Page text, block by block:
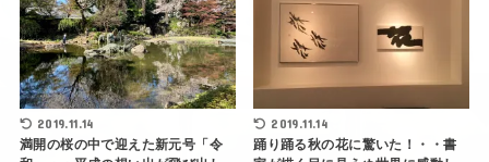
2019.11.14
満開の桜の中で迎えた新元号「令
2019.11.14
踊り踊る秋の花に驚いた！・・書